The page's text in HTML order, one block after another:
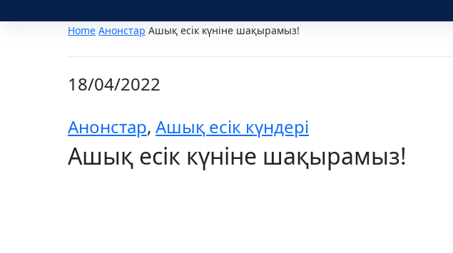
Home Анонстар Ашық есік күніне шақырамыз!
18/04/2022
Анонстар, Ашық есік күндері
Ашық есік күніне шақырамыз!